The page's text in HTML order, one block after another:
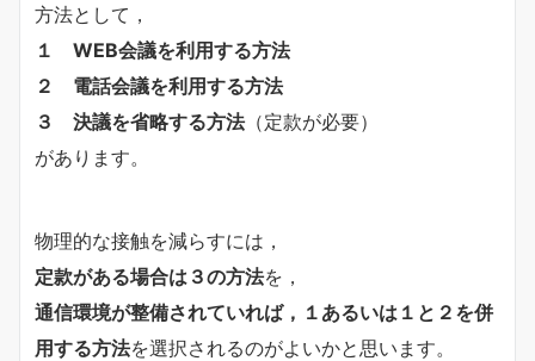
方法として，
１ WEB会議を利用する方法
２ 電話会議を利用する方法
３ 決議を省略する方法（定款が必要）
があります。
物理的な接触を減らすには，
定款がある場合は３の方法を，
通信環境が整備されていれば，１あるいは１と２を併
用する方法を選択されるのがよいかと思います。